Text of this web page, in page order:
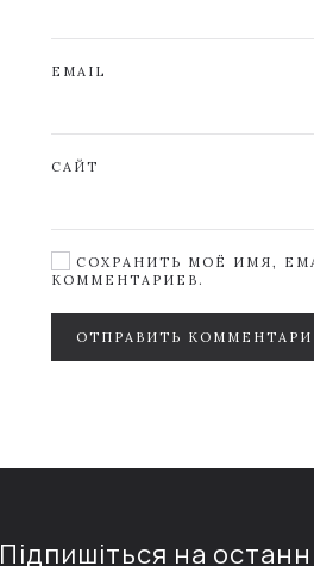
EMAIL
САЙТ
СОХРАНИТЬ МОЁ ИМЯ,
КОММЕНТАРИЕВ.
ОТПРАВИТЬ
Підпишіться на